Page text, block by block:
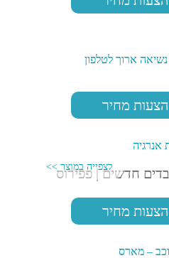
מחיר
אנרגיה
מחיר
– מארס